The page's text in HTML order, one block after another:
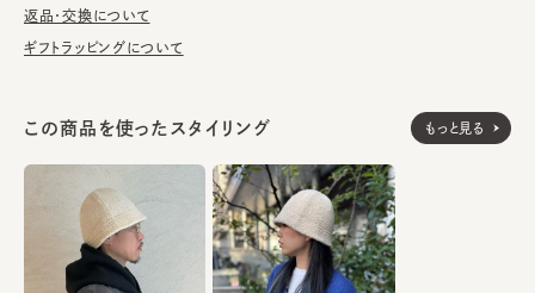
返品・交換について
ギフトラッピングについて
この商品を使ったスタイリング もっと見る